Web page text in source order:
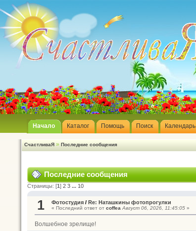
Начало Каталог Помощь Поиск Календарь
СчастливаЯ » Последние сообщения
Последние сообщения
Страницы: [1] 2 3 ... 10
1 Фотостудия / Re: Наташкины фотопрогулки
« Последний ответ отcoffea Август 06, 2026, 11:45:05 »
Волшебное зрелище!